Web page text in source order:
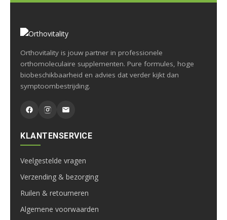
Orthovitality is jouw partner in professionele
orthomoleculaire supplementen. Pure formules, hoge
biobeschikbaarheid en advies dat verder kijkt dan
symptoombestrijding.
KLANTENSERVICE
Veelgestelde vragen
Verzending & bezorging
Ruilen & retourneren
Algemene voorwaarden